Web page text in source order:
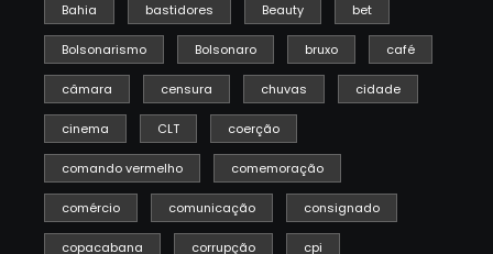
Bahia bastidores Beauty bet
Bolsonarismo Bolsonaro bruxo café
câmara censura chuvas cidade
cinema CLT coerção
comando vermelho comemoração
comércio comunicação consignado
copacabana corrupção cpi